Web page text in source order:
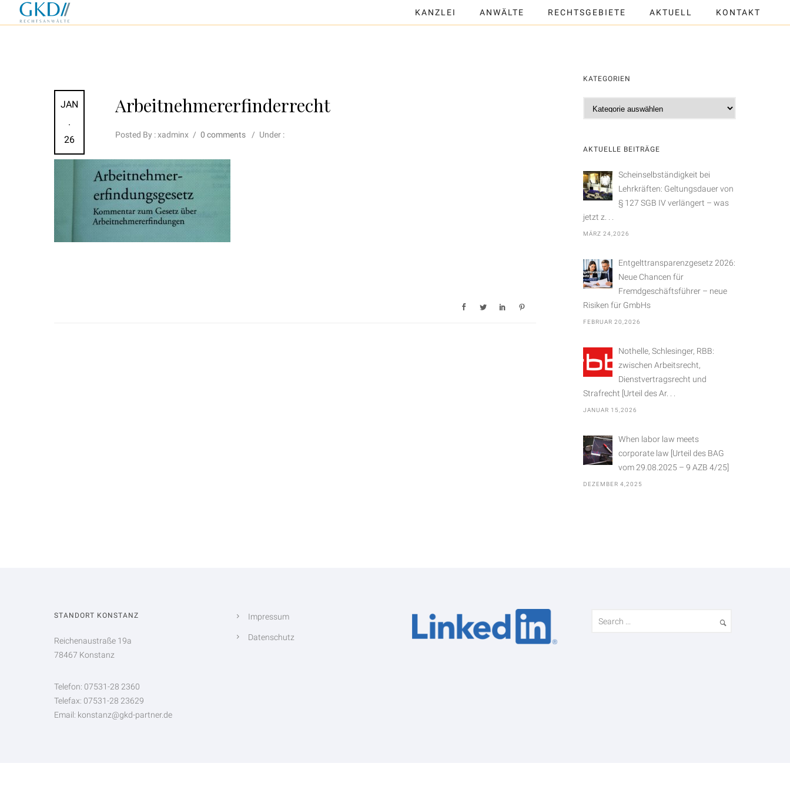
KANZLEI ANWÄLTE RECHTSGEBIETE AKTUELL KONTAKT
JAN
.
26
Arbeitnehmererfinderrecht
Posted By : xadminx / 0 comments / Under :
KATEGORIEN
a
e
o
r
i
e
n
AKTUELLE BEITRÄGE
Scheinselbständigkeit bei
Lehrkräften: Geltungsdauer von
§ 127 SGB IV verlängert – was
jetzt z. . .
MÄRZ 24,2026
Entgelttransparenzgesetz 2026:
Neue Chancen für
Fremdgeschäftsführer – neue
Risiken für GmbHs
FEBRUAR 20,2026
Nothelle, Schlesinger, RBB:
zwischen Arbeitsrecht,
Dienstvertragsrecht und
Strafrecht [Urteil des Ar. . .
JANUAR 15,2026
When labor law meets
corporate law [Urteil des BAG
vom 29.08.2025 – 9 AZB 4/25]
DEZEMBER 4,2025
STANDORT KONSTANZ
Reichenaustraße 19a
78467 Konstanz
Telefon: 07531-28 2360
Telefax: 07531-28 23629
Email: konstanz@gkd-partner.de
Impressum
Datenschutz